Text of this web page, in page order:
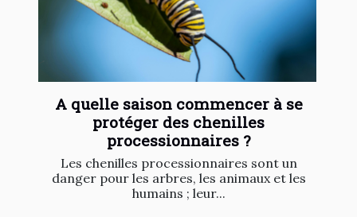
A quelle saison commencer à se
protéger des chenilles
processionnaires ?
Les chenilles processionnaires sont un
danger pour les arbres, les animaux et les
humains ; leur...